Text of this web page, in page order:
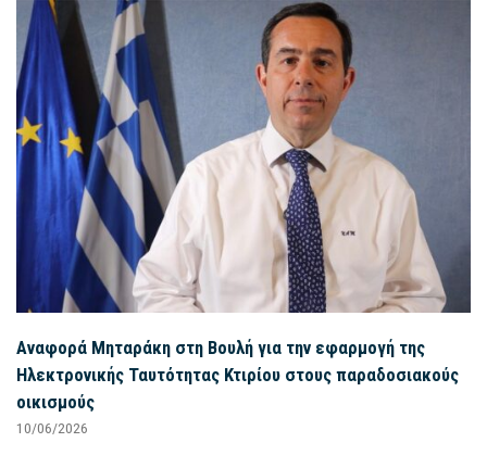
Αναφορά Μηταράκη στη Βουλή για την εφαρμογή της
Ηλεκτρονικής Ταυτότητας Κτιρίου στους παραδοσιακούς
οικισμούς
10/06/2026